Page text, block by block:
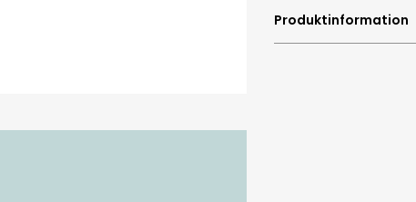
Produktinformation